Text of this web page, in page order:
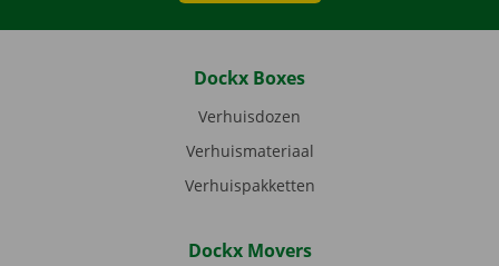
Dockx Boxes
Verhuisdozen
Verhuismateriaal
Verhuispakketten
Dockx Movers